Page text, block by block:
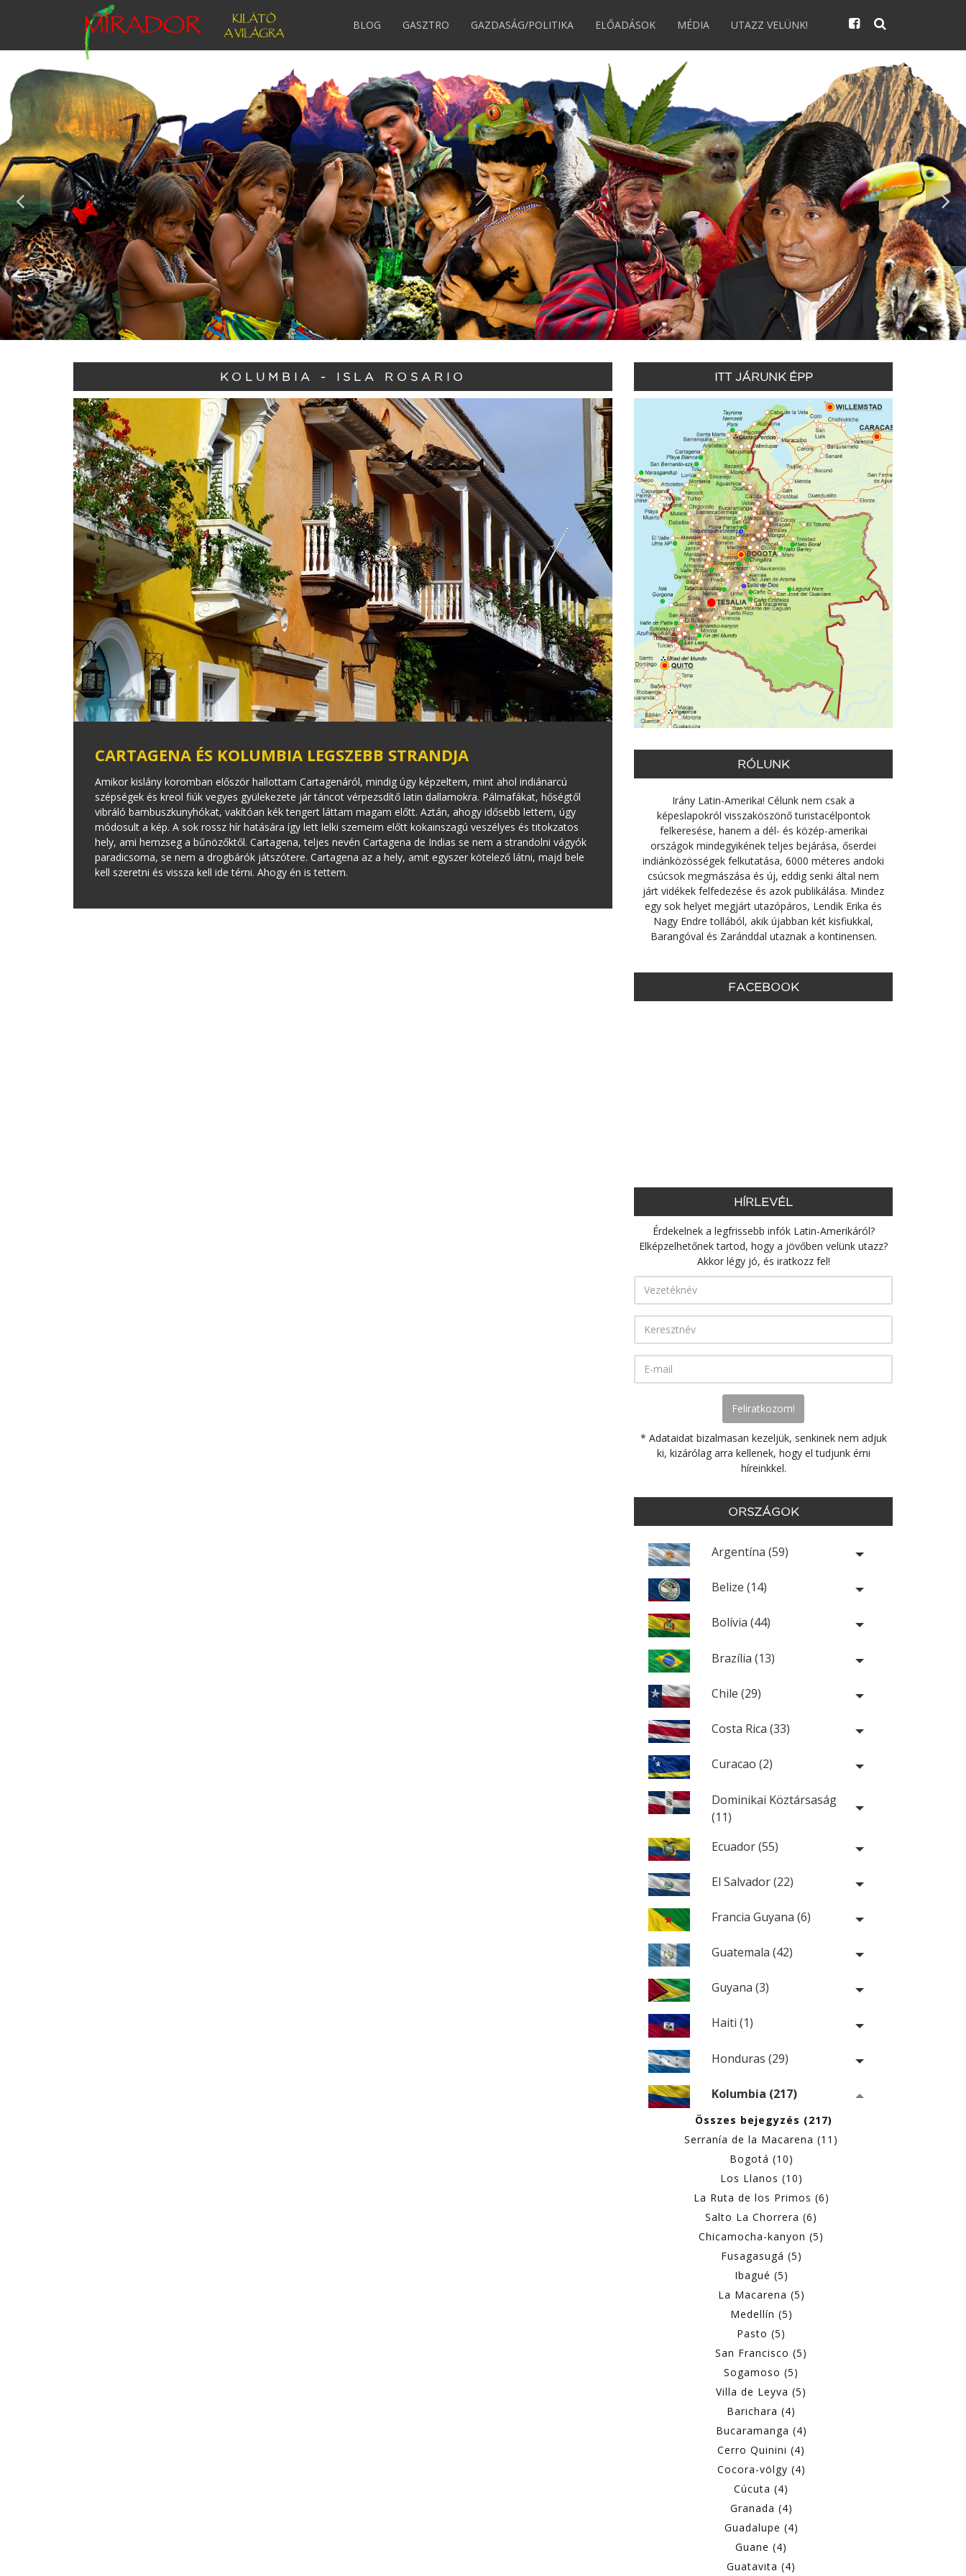
BLOG GASZTRO GAZDASÁG/POLITIKA ELŐADÁSOK MÉDIA UTAZZ VELÜNK!
KOLUMBIA - ISLA ROSARIO
CARTAGENA ÉS KOLUMBIA LEGSZEBB STRANDJA
Amikor kislány koromban először hallottam Cartagenáról, mindig úgy képzeltem, mint ahol indiánarcú
szépségek és kreol fiúk vegyes gyülekezete jár táncot vérpezsdítő latin dallamokra. Pálmafákat, hőségtől
vibráló bambuszkunyhókat, vakítóan kék tengert láttam magam előtt. Aztán, ahogy idősebb lettem, úgy
módosult a kép. A sok rossz hír hatására így lett lelki szemeim előtt kokainszagú veszélyes és titokzatos
hely, ami hemzseg a bűnözőktől. Cartagena, teljes nevén Cartagena de Indias se nem a strandolni vágyók
paradicsoma, se nem a drogbárók játszótere. Cartagena az a hely, amit egyszer kötelező látni, majd bele
kell szeretni és vissza kell ide térni. Ahogy én is tettem.
ITT JÁRUNK ÉPP
RÓLUNK
Irány Latin-Amerika! Célunk nem csak a
képeslapokról visszaköszönő turistacélpontok
felkeresése, hanem a dél- és közép-amerikai
országok mindegyikének teljes bejárása, őserdei
indiánközösségek felkutatása, 6000 méteres andoki
csúcsok megmászása és új, eddig senki által nem
járt vidékek felfedezése és azok publikálása. Mindez
egy sok helyet megjárt utazópáros, Lendik Erika és
Nagy Endre tollából, akik újabban két kisfiukkal,
Barangóval és Zaránddal utaznak a kontinensen.
FACEBOOK
HÍRLEVÉL
Érdekelnek a legfrissebb infók Latin-Amerikáról?
Elképzelhetőnek tartod, hogy a jövőben velünk utazz?
Akkor légy jó, és iratkozz fel!
* Adataidat bizalmasan kezeljük, senkinek nem adjuk
ki, kizárólag arra kellenek, hogy el tudjunk érni
híreinkkel.
ORSZÁGOK
Argentína (59)
Belize (14)
Bolívia (44)
Brazília (13)
Chile (29)
Costa Rica (33)
Curacao (2)
Dominikai Köztársaság
(11)
Ecuador (55)
El Salvador (22)
Francia Guyana (6)
Guatemala (42)
Guyana (3)
Haiti (1)
Honduras (29)
Kolumbia (217)
Összes bejegyzés (217)
Serranía de la Macarena (11)
Bogotá (10)
Los Llanos (10)
La Ruta de los Primos (6)
Salto La Chorrera (6)
Chicamocha-kanyon (5)
Fusagasugá (5)
Ibagué (5)
La Macarena (5)
Medellín (5)
Pasto (5)
San Francisco (5)
Sogamoso (5)
Villa de Leyva (5)
Barichara (4)
Bucaramanga (4)
Cerro Quinini (4)
Cocora-völgy (4)
Cúcuta (4)
Granada (4)
Guadalupe (4)
Guane (4)
Guatavita (4)